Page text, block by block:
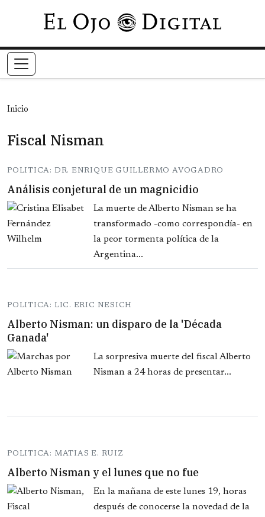
Pasar al contenido principal
Inicio
Fiscal Nisman
POLITICA: DR. ENRIQUE GUILLERMO AVOGADRO
Análisis conjetural de un magnicidio
La muerte de Alberto Nisman se ha
transformado -como correspondía- en
la peor tormenta política de la
Argentina...
POLITICA: LIC. ERIC NESICH
Alberto Nisman: un disparo de la 'Década
Ganada'
La sorpresiva muerte del fiscal Alberto
Nisman a 24 horas de presentar...
POLITICA: MATIAS E. RUIZ
Alberto Nisman y el lunes que no fue
En la mañana de este lunes 19, horas
después de conocerse la novedad de la